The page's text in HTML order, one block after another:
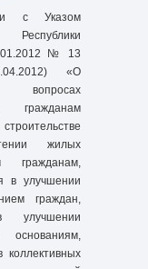
с Указом
№ 13
«О
вопросах
гражданам
жилых
гражданам,
в улучшении
граждан,
улучшении
коллективных